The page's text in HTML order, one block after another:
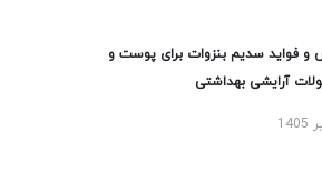
فواید سدیم بنزوات برای پوست و
آرایشی بهداشتی